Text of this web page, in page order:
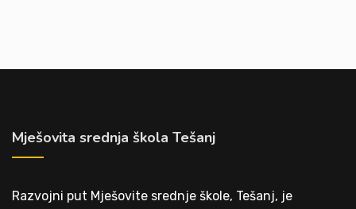
Mješovita srednja škola Tešanj
Razvojni put Mješovite srednje škole, Tešanj, je